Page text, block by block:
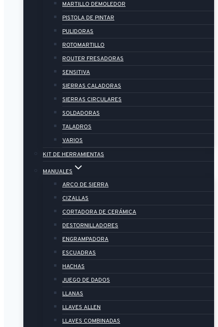
MARTILLO DEMOLEDOR
PISTOLA DE PINTAR
PULIDORAS
ROTOMARTILLO
ROUTER FRESADORAS
SENSITIVA
SIERRAS CALADORAS
SIERRAS CIRCULARES
SOLDADORAS
TALADROS
VARIOS
KIT DE HERRAMIENTAS
MANUALES
ARCO DE SIERRA
CIZALLAS
CORTADORA DE CERÁMICA
DESTORNILLADORES
ENGRAMPADORA
ESCUADRAS
HACHAS
JUEGO DE DADOS
LLANAS
LLAVES ALLEN
LLAVES COMBINADAS